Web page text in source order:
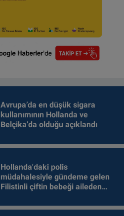
Avrupa’da en düşük sigara
kullanımının Hollanda ve
Belçika’da olduğu açıklandı
Hollanda'daki polis
müdahalesiyle gündeme gelen
Filistinli çiftin bebeği aileden